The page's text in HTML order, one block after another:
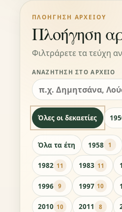
ΠΛΟΉΓΗΣΗ ΑΡΧΕΊΟΥ
Πλοήγηση
Φιλτράρετε τα τεύχη
ΑΝΑΖΉΤΗΣΗ ΣΤΟ ΑΡΧΕΊΟ
Όλες οι δεκαετίες
Όλα τα έτη 1958 1
1982 11 1983 11
1996 9 1997 10
2010 10 2011 8